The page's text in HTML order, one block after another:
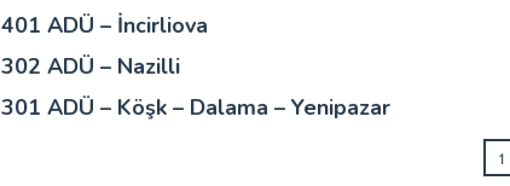
401 ADÜ – İncirliova
302 ADÜ – Nazilli
301 ADÜ – Köşk – Dalama – Yenipazar
1